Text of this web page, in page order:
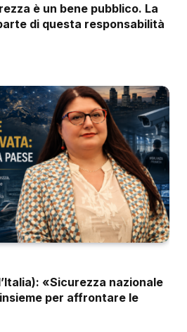
è un bene pubblico. La
di questa responsabilità
«Sicurezza nazionale
per affrontare le